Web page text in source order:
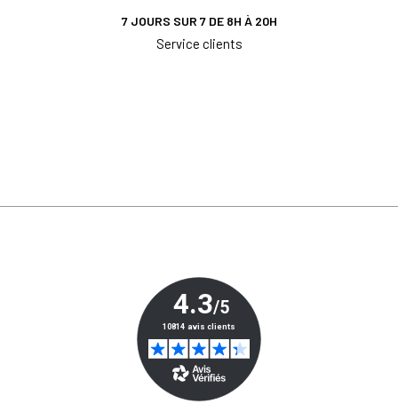
7 JOURS SUR 7 DE 8H À 20H
Service clients